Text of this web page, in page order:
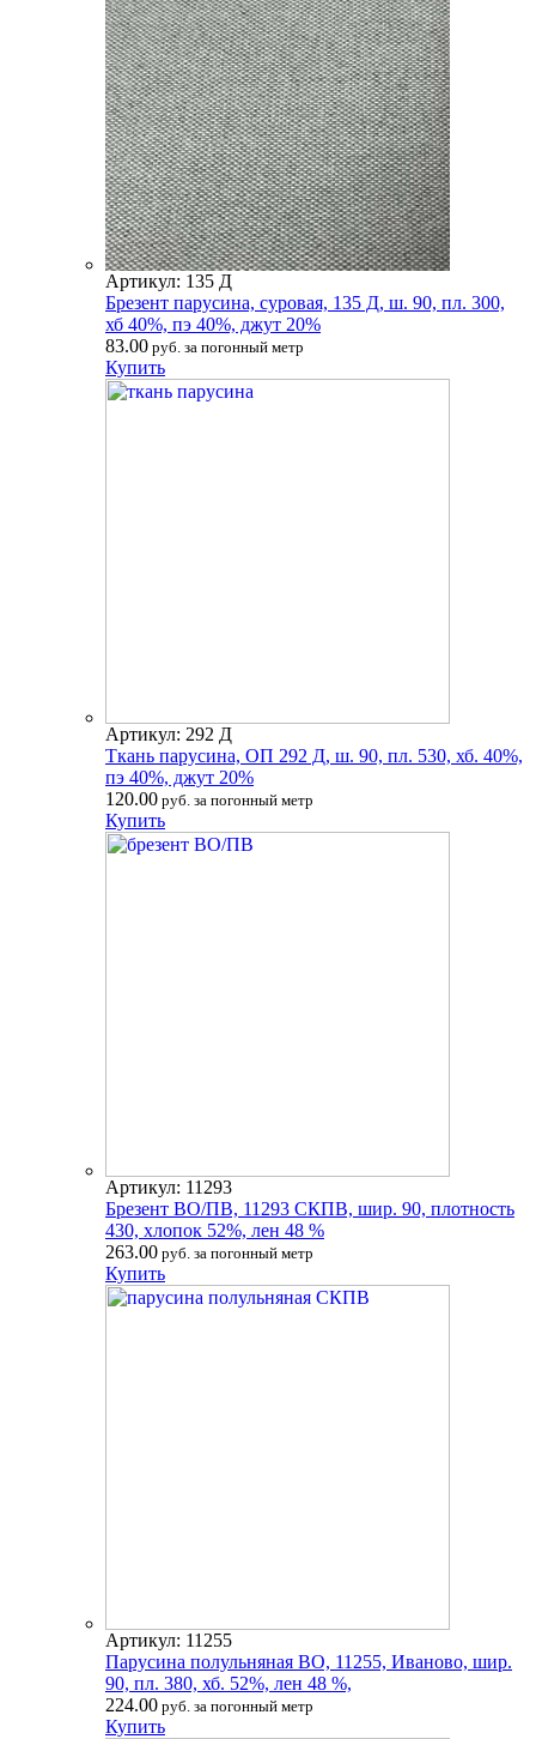
Артикул: 135 Д
Брезент парусина, суровая, 135 Д, ш. 90, пл. 300,
хб 40%, пэ 40%, джут 20%
83.00 руб. за погонный метр
Купить
Артикул: 292 Д
Ткань парусина, ОП 292 Д, ш. 90, пл. 530, хб. 40%,
пэ 40%, джут 20%
120.00 руб. за погонный метр
Купить
Артикул: 11293
Брезент ВО/ПВ, 11293 СКПВ, шир. 90, плотность
430, хлопок 52%, лен 48 %
263.00 руб. за погонный метр
Купить
Артикул: 11255
Парусина полульняная ВО, 11255, Иваново, шир.
90, пл. 380, хб. 52%, лен 48 %,
224.00 руб. за погонный метр
Купить